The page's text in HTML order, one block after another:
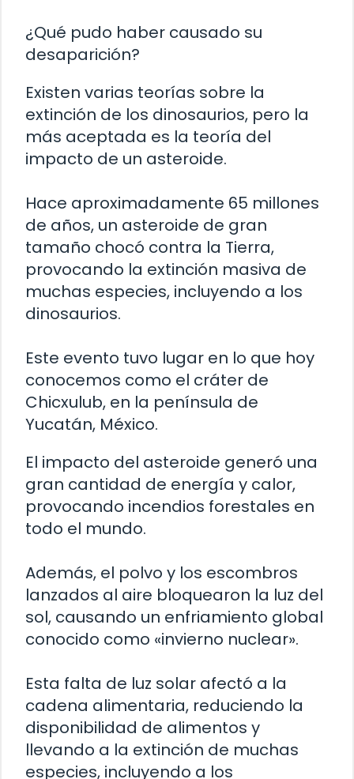
¿Qué pudo haber causado su
desaparición?
Existen varias teorías sobre la
extinción de los dinosaurios, pero la
más aceptada es la teoría del
impacto de un asteroide.
Hace aproximadamente 65 millones
de años, un asteroide de gran
tamaño chocó contra la Tierra,
provocando la extinción masiva de
muchas especies, incluyendo a los
dinosaurios.
Este evento tuvo lugar en lo que hoy
conocemos como el cráter de
Chicxulub, en la península de
Yucatán, México.
El impacto del asteroide generó una
gran cantidad de energía y calor,
provocando incendios forestales en
todo el mundo.
Además, el polvo y los escombros
lanzados al aire bloquearon la luz del
sol, causando un enfriamiento global
conocido como «invierno nuclear».
Esta falta de luz solar afectó a la
cadena alimentaria, reduciendo la
disponibilidad de alimentos y
llevando a la extinción de muchas
especies, incluyendo a los